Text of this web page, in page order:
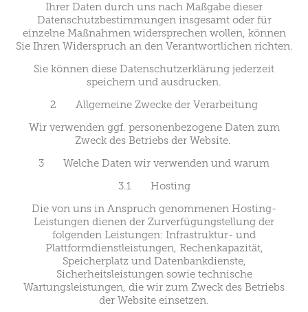
Ihrer Daten durch uns nach Maßgabe dieser
Datenschutzbestimmungen insgesamt oder für
einzelne Maßnahmen widersprechen wollen, können
Sie Ihren Widerspruch an den Verantwortlichen richten.
Sie können diese Datenschutzerklärung jederzeit
speichern und ausdrucken.
2 Allgemeine Zwecke der Verarbeitung
Wir verwenden ggf. personenbezogene Daten zum
Zweck des Betriebs der Website.
3 Welche Daten wir verwenden und warum
3.1 Hosting
Die von uns in Anspruch genommenen Hosting-
Leistungen dienen der Zurverfügungstellung der
folgenden Leistungen: Infrastruktur- und
Plattformdienstleistungen, Rechenkapazität,
Speicherplatz und Datenbankdienste,
Sicherheitsleistungen sowie technische
Wartungsleistungen, die wir zum Zweck des Betriebs
der Website einsetzen.